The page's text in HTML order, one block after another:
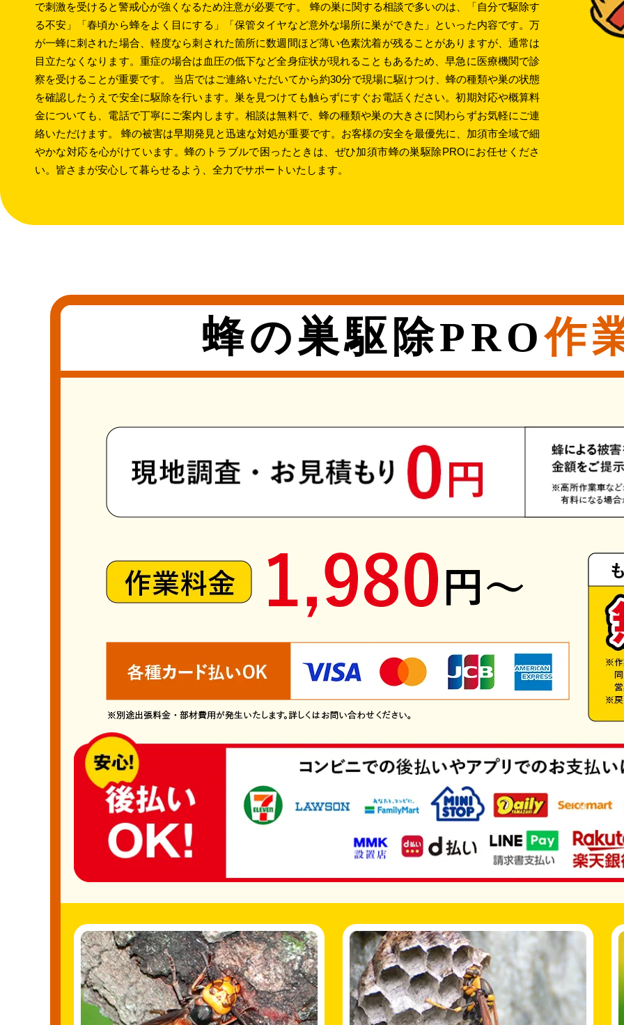
で刺激を受けると警戒心が強くなるため注意が必要です。 蜂の巣に関する相談で多いのは、「自分で駆除す
る不安」「春頃から蜂をよく目にする」「保管タイヤなど意外な場所に巣ができた」といった内容です。万
が一蜂に刺された場合、軽度なら刺された箇所に数週間ほど薄い色素沈着が残ることがありますが、通常は
目立たなくなります。重症の場合は血圧の低下など全身症状が現れることもあるため、早急に医療機関で診
察を受けることが重要です。 当店ではご連絡いただいてから約30分で現場に駆けつけ、蜂の種類や巣の状態
を確認したうえで安全に駆除を行います。巣を見つけても触らずにすぐお電話ください。初期対応や概算料
金についても、電話で丁寧にご案内します。相談は無料で、蜂の種類や巣の大きさに関わらずお気軽にご連
絡いただけます。 蜂の被害は早期発見と迅速な対処が重要です。お客様の安全を最優先に、加須市全域で細
やかな対応を心がけています。蜂のトラブルで困ったときは、ぜひ加須市蜂の巣駆除PROにお任せくださ
い。皆さまが安心して暮らせるよう、全力でサポートいたします。
蜂の巣駆除PRO作